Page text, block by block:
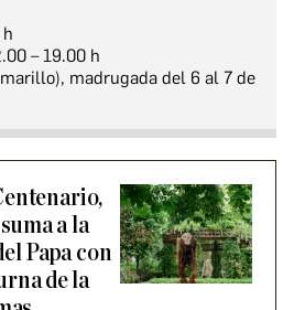
– 19.00 h
madrugada del 6 al 7 de
a la
Papa con
de la